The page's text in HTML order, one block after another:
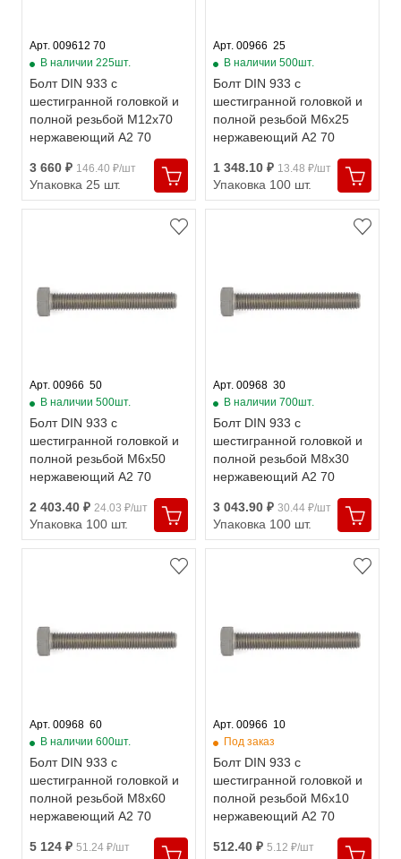
Арт. 009612 70
В наличии 225шт.
Болт DIN 933 с
шестигранной головкой и
полной резьбой М12х70
нержавеющий А2 70
3 660 ₽ 146.40 ₽/шт
Упаковка 25 шт.
Арт. 00966  25
В наличии 500шт.
Болт DIN 933 с
шестигранной головкой и
полной резьбой М6х25
нержавеющий А2 70
1 348.10 ₽ 13.48 ₽/шт
Упаковка 100 шт.
Арт. 00966  50
В наличии 500шт.
Болт DIN 933 с
шестигранной головкой и
полной резьбой М6х50
нержавеющий А2 70
2 403.40 ₽ 24.03 ₽/шт
Упаковка 100 шт.
Арт. 00968  30
В наличии 700шт.
Болт DIN 933 с
шестигранной головкой и
полной резьбой М8х30
нержавеющий А2 70
3 043.90 ₽ 30.44 ₽/шт
Упаковка 100 шт.
Арт. 00968  60
В наличии 600шт.
Болт DIN 933 с
шестигранной головкой и
полной резьбой М8х60
нержавеющий А2 70
5 124 ₽ 51.24 ₽/шт
Арт. 00966  10
Под заказ
Болт DIN 933 с
шестигранной головкой и
полной резьбой М6х10
нержавеющий А2 70
512.40 ₽ 5.12 ₽/шт